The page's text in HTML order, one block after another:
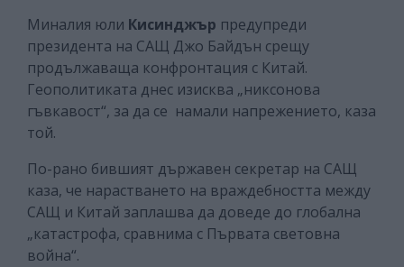
Миналия юли Кисинджър предупреди
президента на САЩ Джо Байдън срещу
продължаваща конфронтация с Китай.
Геополитиката днес изисква „никсонова
гъвкавост“, за да се намали напрежението, каза
той.
По-рано бившият държавен секретар на САЩ
каза, че нарастването на враждебността между
САЩ и Китай заплашва да доведе до глобална
„катастрофа, сравнима с Първата световна
война“.